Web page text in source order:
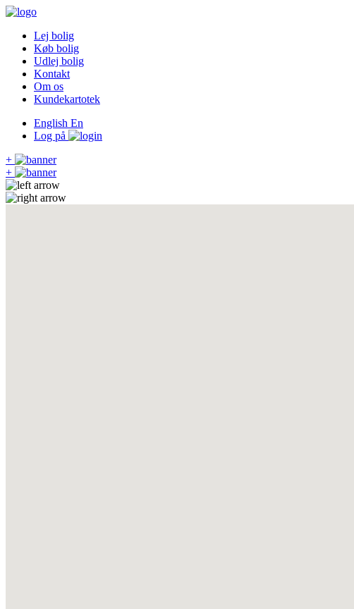
Lej bolig
Køb bolig
Udlej bolig
Kontakt
Om os
Kundekartotek
English En
Log på
+
+